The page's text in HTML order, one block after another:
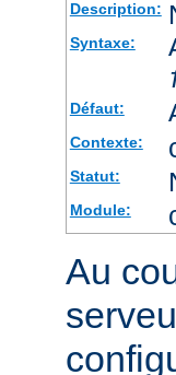
Description:
Syntaxe:
Défaut:
Contexte:
Statut:
Module:
Au